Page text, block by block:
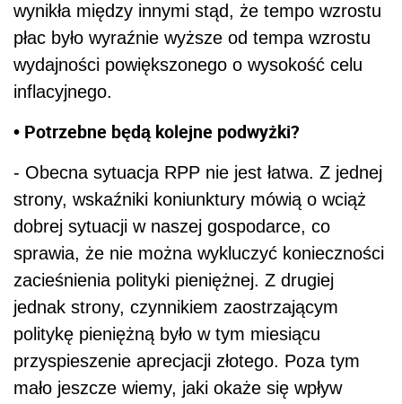
wynikła między innymi stąd, że tempo wzrostu
płac było wyraźnie wyższe od tempa wzrostu
wydajności powiększonego o wysokość celu
inflacyjnego.
• Potrzebne będą kolejne podwyżki?
- Obecna sytuacja RPP nie jest łatwa. Z jednej
strony, wskaźniki koniunktury mówią o wciąż
dobrej sytuacji w naszej gospodarce, co
sprawia, że nie można wykluczyć konieczności
zacieśnienia polityki pieniężnej. Z drugiej
jednak strony, czynnikiem zaostrzającym
politykę pieniężną było w tym miesiącu
przyspieszenie aprecjacji złotego. Poza tym
mało jeszcze wiemy, jaki okaże się wpływ